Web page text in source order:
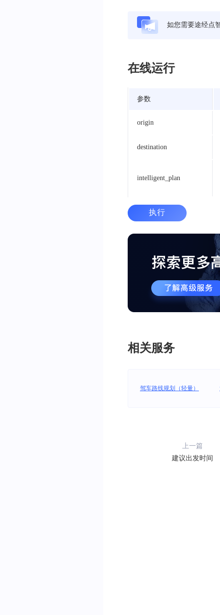
如您需要途经点
在线运行
参数
origin
destination
intelligent_plan
执行
相关服务
驾车路线规划（轻量）
上一篇
建议出发时间